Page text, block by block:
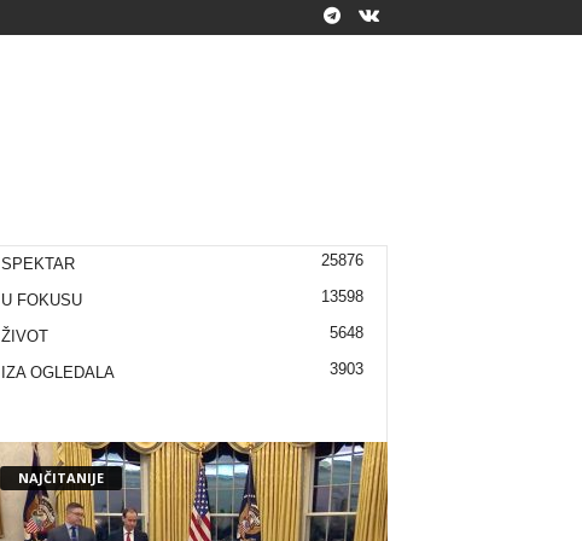
SPEKTAR 25876
U FOKUSU 13598
ŽIVOT 5648
IZA OGLEDALA 3903
NAJČITANIJE